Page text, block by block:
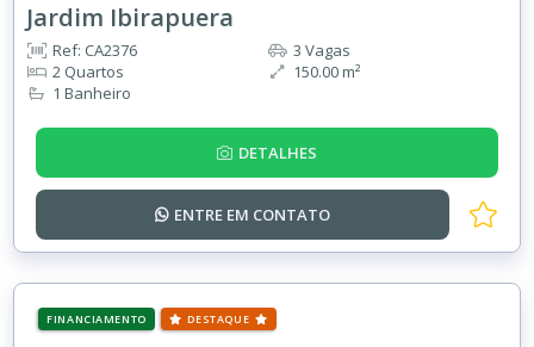
Jardim Ibirapuera
Ref: CA2376
2 Quartos
1 Banheiro
3 Vagas
150.00 m²
DETALHES
ENTRE EM CONTATO
FINANCIAMENTO DESTAQUE